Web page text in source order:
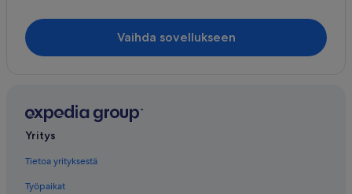
Vaihda sovellukseen
Yritys
Tietoa yrityksestä
Työpaikat